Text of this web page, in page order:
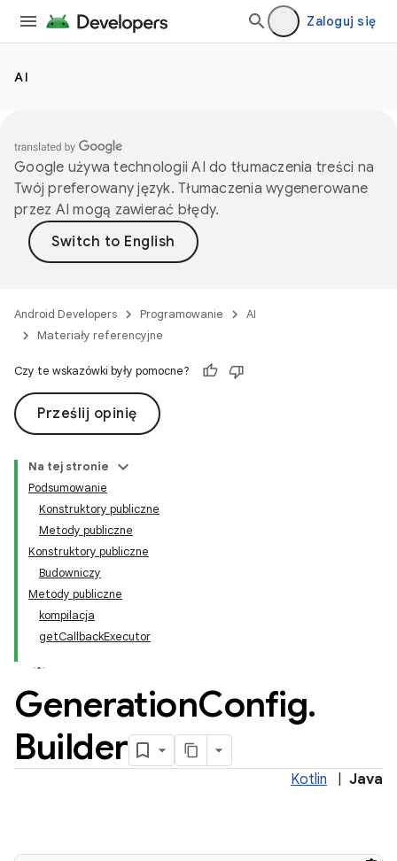
Zaloguj się
AI
Google używa technologii AI do tłumaczenia treści na
Twój preferowany język. Tłumaczenia wygenerowane
przez AI mogą zawierać błędy.
Android Developers Programowanie
AI
Materiały referencyjne
Czy te wskazówki były pomocne?
Prześlij opinię
Na tej stronie
Podsumowanie
Konstruktory publiczne
Metody publiczne
Konstruktory publiczne
Budowniczy
Metody publiczne
kompilacja
getCallbackExecutor
GenerationConfig.
Builder
Kotlin Java